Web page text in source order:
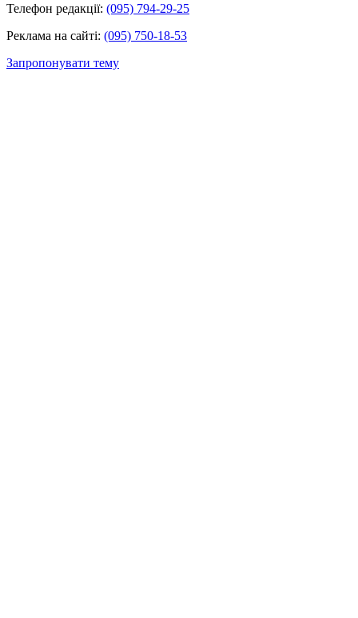
Телефон редакції: (095) 794-29-25
Реклама на сайті: (095) 750-18-53
Запропонувати тему